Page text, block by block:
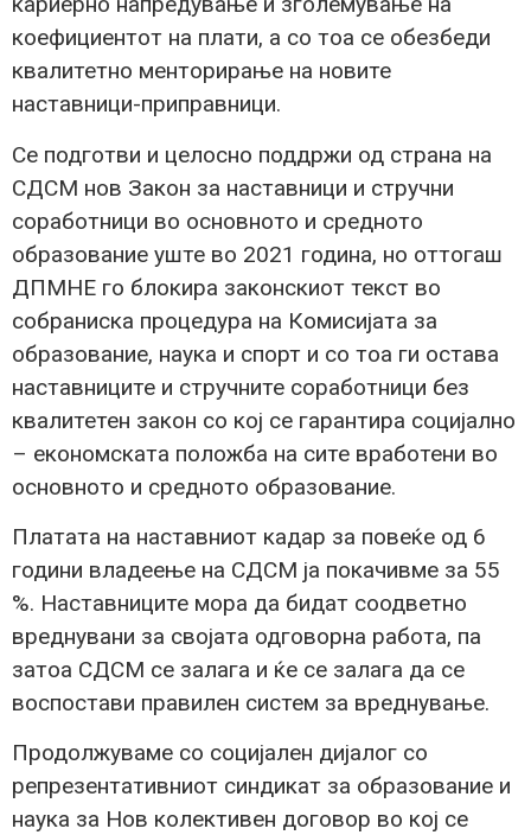
коефициентот на плати, а со тоа се обезбеди
квалитетно менторирање на новите
наставници-приправници.
Се подготви и целосно поддржи од страна на
СДСМ нов Закон за наставници и стручни
соработници во основното и средното
образование уште во 2021 година, но оттогаш
ДПМНЕ го блокира законскиот текст во
собраниска процедура на Комисијата за
образование, наука и спорт и со тоа ги остава
наставниците и стручните соработници без
квалитетен закон со кој се гарантира социјално
– економската положба на сите вработени во
основното и средното образование.
Платата на наставниот кадар за повеќе од 6
години владеење на СДСМ ја покачивме за 55
%. Наставниците мора да бидат соодветно
вреднувани за својата одговорна работа, па
затоа СДСМ се залага и ќе се залага да се
воспостави правилен систем за вреднување.
Продолжуваме со социјален дијалог со
репрезентативниот синдикат за образование и
наука за Нов колективен договор во кој се